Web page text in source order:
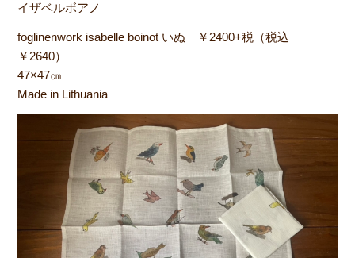
イザベルボアノ
foglinenwork isabelle boinot いぬ ￥2400+税（税込
￥2640）
47×47㎝
Made in Lithuania